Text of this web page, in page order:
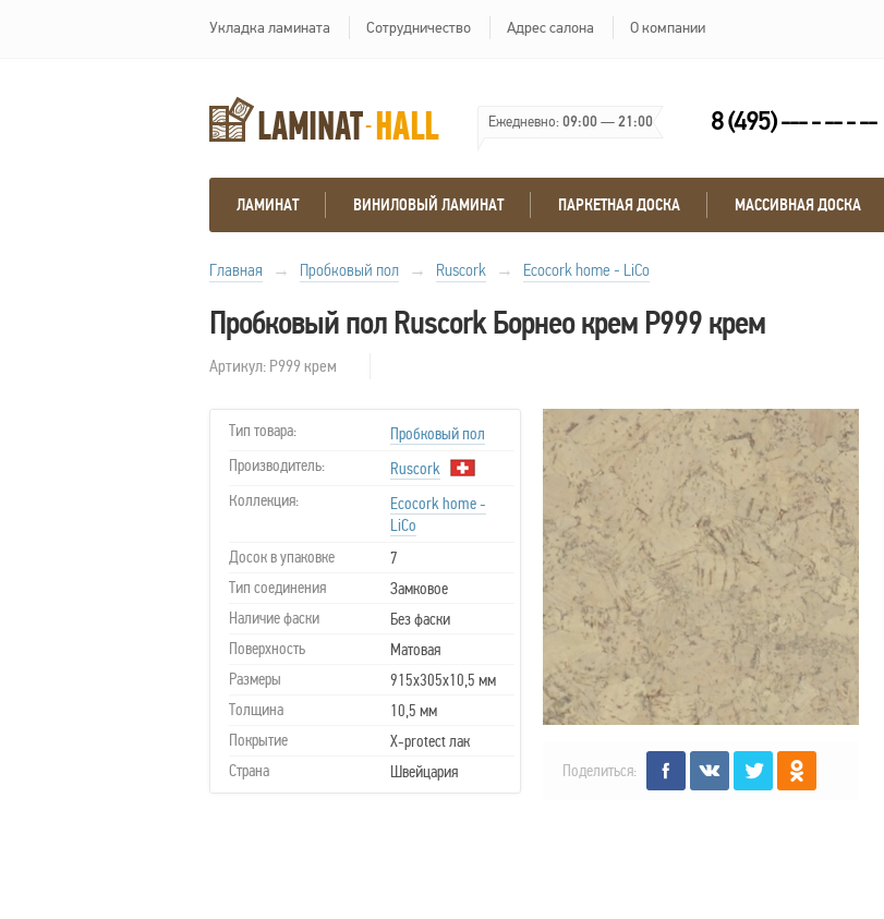
Укладка ламината Сотрудничество Адрес салона О компании
Ежедневно:09:00—21:00 8 (495) --- - -- - --
ЛАМИНАТ ВИНИЛОВЫЙ ЛАМИНАТ ПАРКЕТНАЯ ДОСКА МАССИВНАЯ ДОСКА
Главная → Пробковый пол → Ruscork → Ecocork home - LiCo
Пробковый пол Ruscork Борнео крем Р999 крем
Артикул: Р999 крем
Тип товара:
Пробковый пол
Производитель:
Ruscork
Коллекция:
Ecocork home -
LiCo
Досок в упаковке
7
Тип соединения
Замковое
Наличие фаски
Без фаски
Поверхность
Матовая
Размеры
915х305х10,5 мм
Толщина
10,5 мм
Покрытие
X-protect лак
Страна
Швейцария Поделиться: